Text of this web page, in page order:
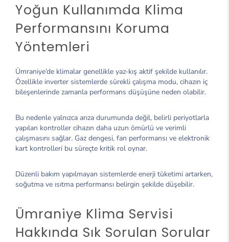
Yoğun Kullanımda Klima
Performansını Koruma
Yöntemleri
Ümraniye’de klimalar genellikle yaz-kış aktif şekilde kullanılır.
Özellikle inverter sistemlerde sürekli çalışma modu, cihazın iç
bileşenlerinde zamanla performans düşüşüne neden olabilir.
Bu nedenle yalnızca arıza durumunda değil, belirli periyotlarla
yapılan kontroller cihazın daha uzun ömürlü ve verimli
çalışmasını sağlar. Gaz dengesi, fan performansı ve elektronik
kart kontrolleri bu süreçte kritik rol oynar.
Düzenli bakım yapılmayan sistemlerde enerji tüketimi artarken,
soğutma ve ısıtma performansı belirgin şekilde düşebilir.
Ümraniye Klima Servisi
Hakkında Sık Sorulan Sorular